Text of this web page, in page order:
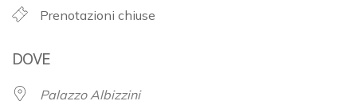
Prenotazioni chiuse
DOVE
Palazzo Albizzini